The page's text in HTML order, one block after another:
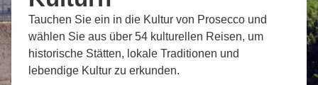
Tauchen Sie ein in die Kultur von Prosecco und
wählen Sie aus über 54 kulturellen Reisen, um
historische Stätten, lokale Traditionen und
lebendige Kultur zu erkunden.